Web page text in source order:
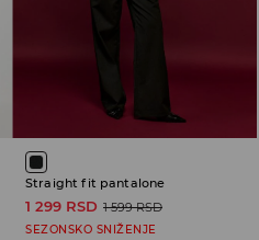
Straight fit pantalone
1 299 RSD 1 599 RSD
SEZONSKO SNIŽENJE